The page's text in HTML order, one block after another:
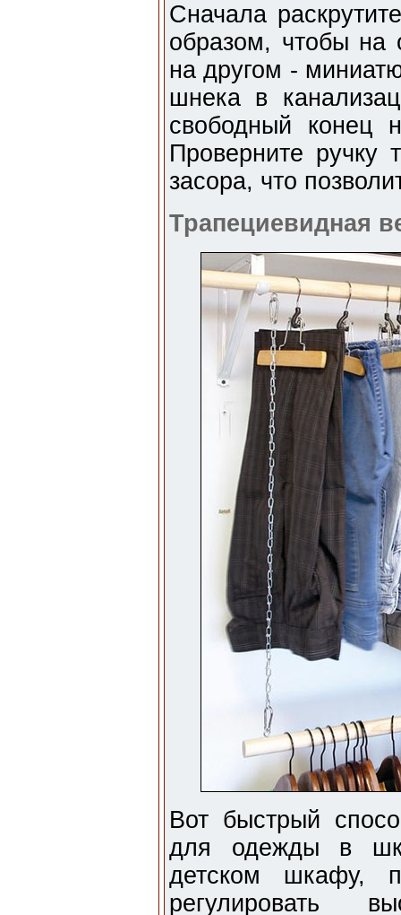
Сначала
образом, чтобы на
на другом -
шнека в
свободный конец
Проверните
засора, что
Трапециевидная
Вот быстрый
для одежды в
детском шкафу,
регулировать